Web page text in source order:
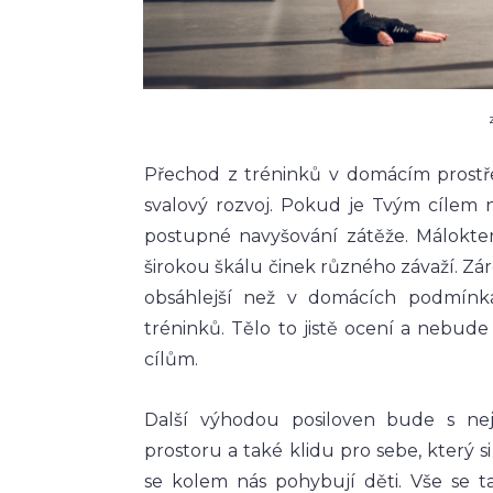
Přechod z tréninků v domácím
svalový rozvoj. Pokud je Tvým
postupné navyšování zátěže.
širokou škálu činek různého závaží.
obsáhlejší než v domácích
tréninků. Tělo to jistě ocení a
cílům.
Další výhodou posiloven bude s
prostoru a také klidu pro sebe, který
se kolem nás pohybují děti. Vše se